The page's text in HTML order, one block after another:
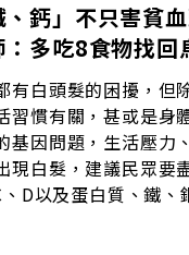
鈣」不只害貧
：多吃8食物找回
有白頭髮的困擾，但
習慣有關，甚或是身
基因問題，生活壓力
現白髮，建議民眾要
D以及蛋白質、鐵、